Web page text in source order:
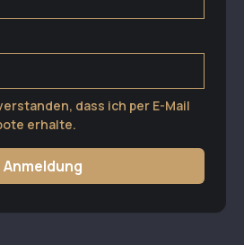
dass ich per E-Mail
erhalte.
Anmeldung